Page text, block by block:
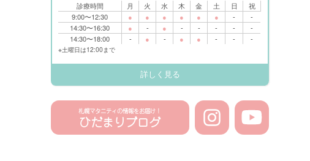
診療時間 月 火 水 木 金 土 日
祝
9:00〜12:30
● ● ● ● ● ● -
-
14:30〜16:30
● - ● - - - -
-
14:30〜18:00
- ● - ● ● - - -
※土曜日は12:00まで
詳しく見る
札幌マタニティの情報をお届け！
ひだまりブログ